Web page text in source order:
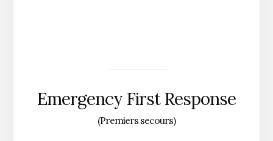
Emergency First Response
(Premiers secours)